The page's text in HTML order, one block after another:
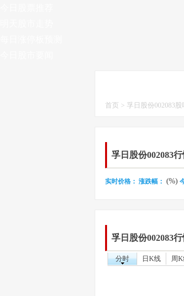
首页 > 孚日股份002083股
孚日股份002083
实时价格： 涨跌幅： (%)
孚日股份002083
分时 日K线 周